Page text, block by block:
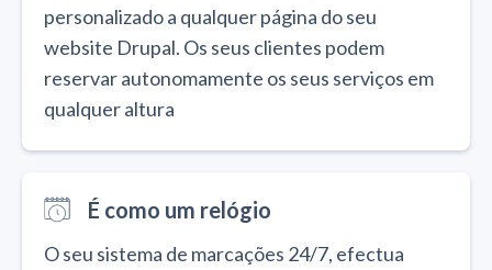
personalizado a qualquer página do seu
website Drupal. Os seus clientes podem
reservar autonomamente os seus serviços em
qualquer altura
É como um relógio
O seu sistema de marcações 24/7, efectua